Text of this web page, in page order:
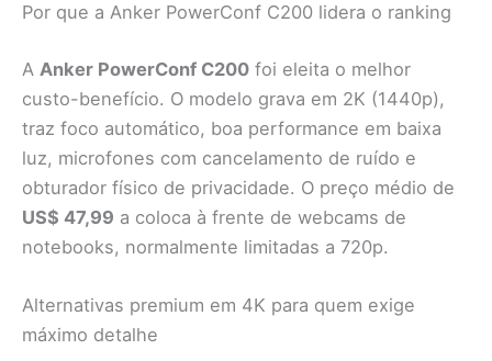
Por que a Anker PowerConf C200 lidera o ranking
A Anker PowerConf C200 foi eleita o melhor
custo-benefício. O modelo grava em 2K (1440p),
traz foco automático, boa performance em baixa
luz, microfones com cancelamento de ruído e
obturador físico de privacidade. O preço médio de
US$ 47,99 a coloca à frente de webcams de
notebooks, normalmente limitadas a 720p.
Alternativas premium em 4K para quem exige
máximo detalhe